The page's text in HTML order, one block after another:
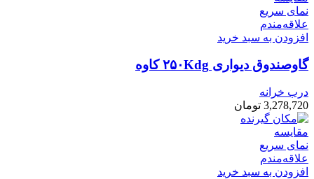
نمای سریع
علاقه‌مندم
افزودن به سبد خرید
گاوصندوق دیواری ۲۵۰Kdg کاوه
درب خرانه
3,278,720 تومان
مقایسه
نمای سریع
علاقه‌مندم
افزودن به سبد خرید